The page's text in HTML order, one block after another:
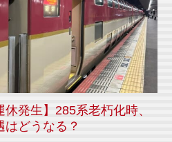
休発生】285系老朽化時、
どうなる？